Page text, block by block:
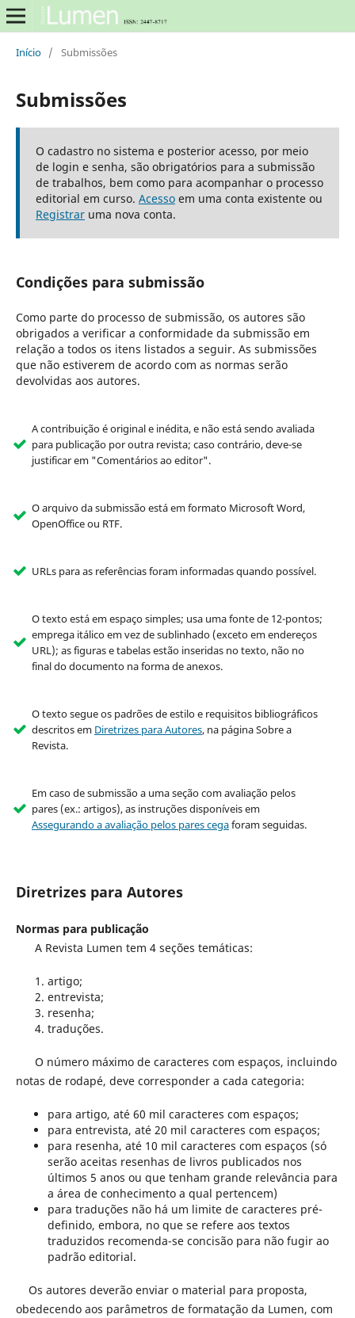
Início / Submissões
Submissões
O cadastro no sistema e posterior acesso, por meio
de login e senha, são obrigatórios para a submissão
de trabalhos, bem como para acompanhar o processo
editorial em curso. Acessoem uma conta existente ou
Registraruma nova conta.
Condições para submissão
Como parte do processo de submissão, os autores são
obrigados a verificar a conformidade da submissão em
relação a todos os itens listados a seguir. As submissões
que não estiverem de acordo com as normas serão
devolvidas aos autores.
A contribuição é original e inédita, e não está sendo avaliada
para publicação por outra revista; caso contrário, deve-se
justificar em "Comentários ao editor".
O arquivo da submissão está em formato Microsoft Word,
OpenOffice ou RTF.
URLs para as referências foram informadas quando possível.
O texto está em espaço simples; usa uma fonte de 12-pontos;
emprega itálico em vez de sublinhado (exceto em endereços
URL); as figuras e tabelas estão inseridas no texto, não no
final do documento na forma de anexos.
O texto segue os padrões de estilo e requisitos bibliográficos
descritos em Diretrizes para Autores, na página Sobre a
Revista.
Em caso de submissão a uma seção com avaliação pelos
pares (ex.: artigos), as instruções disponíveis em
Assegurando a avaliação pelos pares cegaforam seguidas.
Diretrizes para Autores
Normas para publicação
A Revista Lumen tem 4 seções temáticas:
artigo;
entrevista;
resenha;
traduções.
O número máximo de caracteres com espaços, incluindo
notas de rodapé, deve corresponder a cada categoria:
para artigo, até 60 mil caracteres com espaços;
para entrevista, até 20 mil caracteres com espaços;
para resenha, até 10 mil caracteres com espaços (só
serão aceitas resenhas de livros publicados nos
últimos 5 anos ou que tenham grande relevância para
a área de conhecimento a qual pertencem)
para traduções não há um limite de caracteres pré-
definido, embora, no que se refere aos textos
traduzidos recomenda-se concisão para não fugir ao
padrão editorial.
Os autores deverão enviar o material para proposta,
obedecendo aos parâmetros de formatação da Lumen, com